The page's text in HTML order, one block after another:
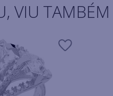
VIU TAMBÉM